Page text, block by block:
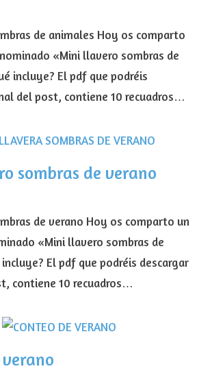
de animales Hoy os comparto
«Mini llavero sombras de
incluye? El pdf que podréis
del post, contiene 10 recuadros…
sombras de verano
de verano Hoy os comparto un
«Mini llavero sombras de
El pdf que podréis descargar
contiene 10 recuadros…
verano